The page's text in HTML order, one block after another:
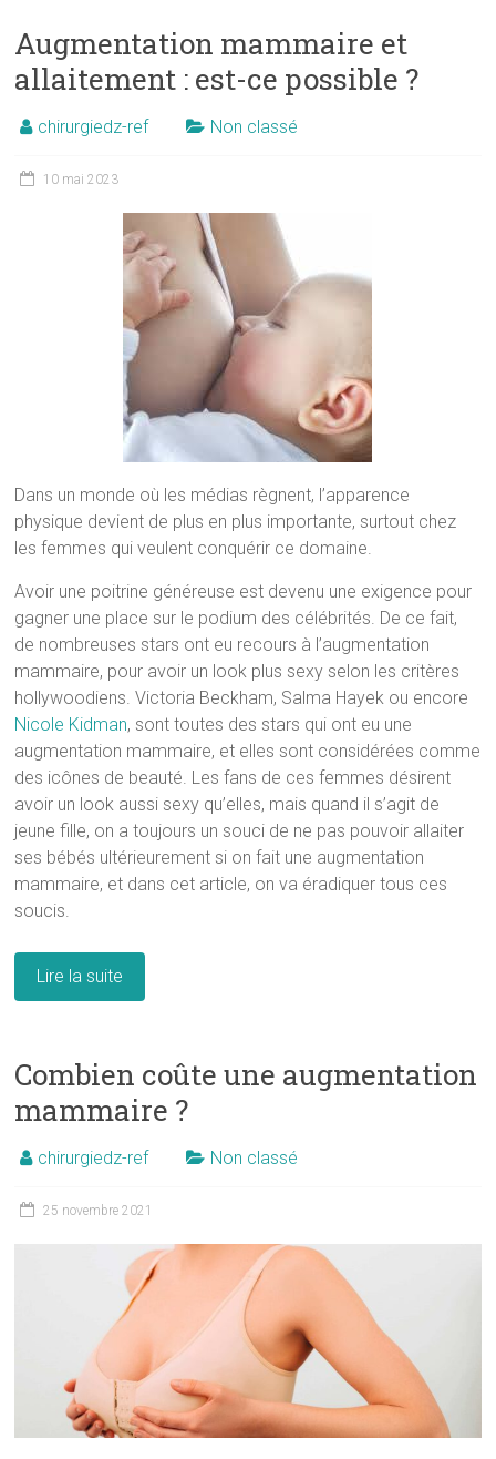
Augmentation mammaire et
allaitement : est-ce possible ?
chirurgiedz-ref Non classé
10 mai 2023
Dans un monde où les médias règnent, l’apparence
physique devient de plus en plus importante, surtout chez
les femmes qui veulent conquérir ce domaine.
Avoir une poitrine généreuse est devenu une exigence pour
gagner une place sur le podium des célébrités. De ce fait,
de nombreuses stars ont eu recours à l’augmentation
mammaire, pour avoir un look plus sexy selon les critères
hollywoodiens. Victoria Beckham, Salma Hayek ou encore
Nicole Kidman, sont toutes des stars qui ont eu une
augmentation mammaire, et elles sont considérées comme
des icônes de beauté. Les fans de ces femmes désirent
avoir un look aussi sexy qu’elles, mais quand il s’agit de
jeune fille, on a toujours un souci de ne pas pouvoir allaiter
ses bébés ultérieurement si on fait une augmentation
mammaire, et dans cet article, on va éradiquer tous ces
soucis.
Lire la suite
Combien coûte une augmentation
mammaire ?
chirurgiedz-ref Non classé
25 novembre 2021